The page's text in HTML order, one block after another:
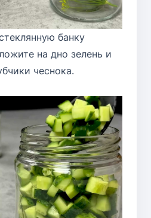
банку
на дно зелень и
чеснока.